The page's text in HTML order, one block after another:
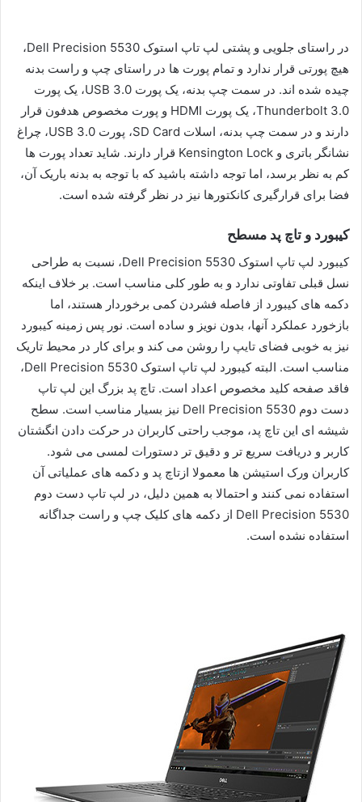
در راستای جلویی و پشتی لپ تاپ استوک Dell Precision 5530،
هیچ پورتی قرار ندارد و تمام پورت ها در راستای چپ و راست بدنه
چیده شده اند. در سمت چپ بدنه، یک پورت USB 3.0، یک پورت
Thunderbolt 3.0، یک پورت HDMI و پورت مخصوص هدفون قرار
دارند و در سمت چپ بدنه، اسلات SD Card، پورت USB 3.0، چراغ
نشانگر باتری و Kensington Lock قرار دارند. شاید تعداد پورت ها
کم به نظر برسد، اما توجه داشته باشید که با توجه به بدنه باریک آن،
فضا برای قرارگیری کانکتورها نیز در نظر گرفته شده است.
کیبورد و تاچ پد مسطح
کیبورد لپ تاپ استوک Dell Precision 5530، نسبت به طراحی
نسل قبلی تفاوتی ندارد و به طور کلی مناسب است. بر خلاف اینکه
دکمه های کیبورد از فاصله فشردن کمی برخوردار هستند، اما
بازخورد عملکرد آنها، بدون نویز و ساده است. نور پس زمینه کیبورد
نیز به خوبی فضای تایپ را روشن می کند و برای کار در محیط تاریک
مناسب است. البته کیبورد لپ تاپ استوک Dell Precision 5530،
فاقد صفحه کلید مخصوص اعداد است. تاچ پد بزرگ این لپ تاپ
دست دوم Dell Precision 5530 نیز بسیار مناسب است. سطح
شیشه ای این تاچ پد، موجب راحتی کاربران در حرکت دادن انگشتان
کاربر و دریافت سریع تر و دقیق تر دستورات لمسی می شود.
کاربران ورک استیشن ها معمولا ازتاچ پد و دکمه های عملیاتی آن
استفاده نمی کنند و احتمالا به همین دلیل، در لپ تاپ دست دوم
Dell Precision 5530 از دکمه های کلیک چپ و راست جداگانه
استفاده نشده است.